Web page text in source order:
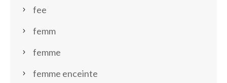
fee
femm
femme
femme enceinte